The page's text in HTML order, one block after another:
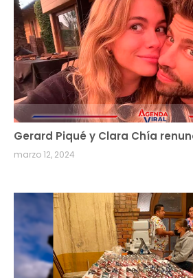
Gerard Piqué y Clara Chía
marzo 12, 2024